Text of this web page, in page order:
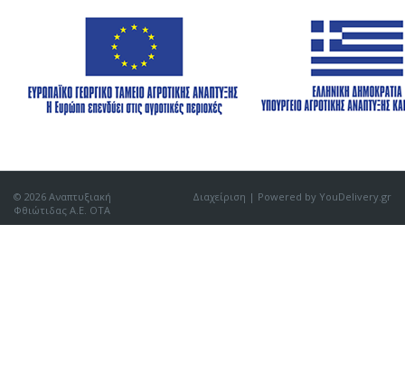
© 2026 Αναπτυξιακή
Φθιώτιδας Α.Ε. ΟΤΑ
Διαχείριση | Powered by YouDelivery.gr